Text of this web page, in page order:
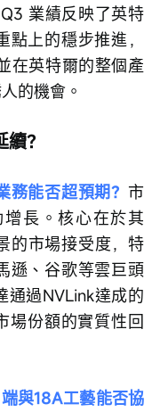
Q3 業績反映了英特
上的穩步推進，
在英特爾的整個產
的機會。
？
能否超預期？ 市
長。核心在於其
的市場接受度，特
遜、谷歌等雲巨頭
通過NVLink達成的
場份額的實質性回
與18A工藝能否協